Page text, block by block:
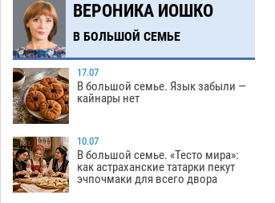
16:24
Игорь Редькин проинспектировал
коммунальную готовность
астраханского земельного массива
для льготников
07.08 493
15:28
Тяга к сверхскоростям обошлась
астраханской логистической
компании в 400 тысяч рублей
14:44
Астраханские кутилы сменили барные
стойки на полицейские дежурки
ВЕРОНИКА ИОШКО
В БОЛЬШОЙ СЕМЬЕ
17.07
В большой семье. Язык забыли —
кайнары нет
10.07
В большой семье. «Тесто мира»:
как астраханские татарки пекут
эчпочмаки для всего двора